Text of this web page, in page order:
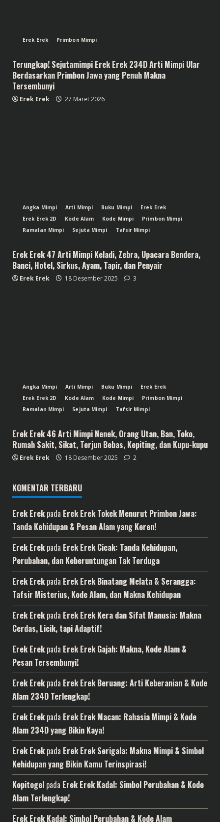
Erek Erek Primbon Mimpi
Terungkap! Sejutamimpi Erek Erek 234D Arti Mimpi Ular
Berdasarkan Primbon Jawa yang Penuh Makna
Tersembunyi
Erek Erek 27 Maret 2026
Angka Mimpi Arti Mimpi Buku Mimpi
Erek Erek
Erek Erek 2D
Kode Alam Kode Mimpi
Primbon Mimpi
Ramalan Mimpi
Sejuta Mimpi Tafsir Mimpi
Erek Erek 47 Arti Mimpi Keladi, Zebra, Upacara Bendera,
Banci, Hotel, Sirkus, Ayam, Tapir, dan Penyair
Erek Erek 18 Desember 2025 3
Angka Mimpi Arti Mimpi Buku Mimpi
Erek Erek
Erek Erek 2D
Kode Alam Kode Mimpi
Primbon Mimpi
Ramalan Mimpi
Sejuta Mimpi Tafsir Mimpi
Erek Erek 46 Arti Mimpi Nenek, Orang Utan, Ban, Toko,
Rumah Sakit, Sikat, Terjun Bebas, Kepiting, dan Kupu-kupu
Erek Erek 18 Desember 2025 2
KOMENTAR TERBARU
Erek Erek pada Erek Erek Tokek Menurut Primbon Jawa:
Tanda Kehidupan & Pesan Alam yang Keren!
Erek Erek pada Erek Erek Cicak: Tanda Kehidupan,
Perubahan, dan Keberuntungan Tak Terduga
Erek Erek pada Erek Erek Binatang Melata & Serangga:
Tafsir Misterius, Kode Alam, dan Makna Kehidupan
Erek Erek pada Erek Erek Kera dan Sifat Manusia: Makna
Cerdas, Licik, tapi Adaptif!
Erek Erek pada Erek Erek Gajah: Makna, Kode Alam &
Pesan Tersembunyi!
Erek Erek pada Erek Erek Beruang: Arti Keberanian & Kode
Alam 234D Terlengkap!
Erek Erek pada Erek Erek Macan: Rahasia Mimpi & Kode
Alam 234D yang Bikin Kaya!
Erek Erek pada Erek Erek Serigala: Makna Mimpi & Simbol
Kehidupan yang Bikin Kamu Terinspirasi!
Kopitogel pada Erek Erek Kadal: Simbol Perubahan & Kode
Alam Terlengkap!
Erek Erek Kadal: Simbol Perubahan & Kode Alam